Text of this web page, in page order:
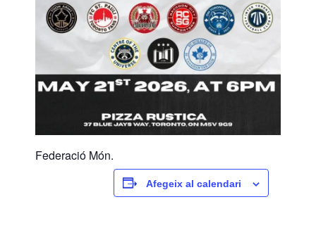
Federació Món.
Afegeix al calendari